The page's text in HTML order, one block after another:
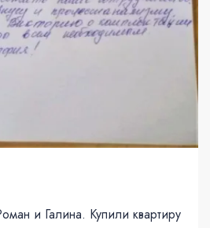
и Галина. Купили квартиру